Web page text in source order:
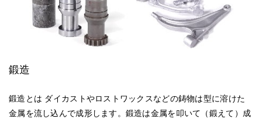
鍛造
鍛造とは ダイカストやロストワックスなどの鋳物は型に溶けた
金属を流し込んで成形します。鍛造は金属を叩いて（鍛えて）成